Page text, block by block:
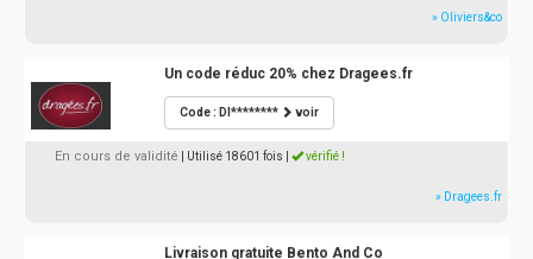
» Oliviers&co
Un code réduc 20% chez Dragees.fr
Code : DI******** voir
En cours de validité | Utilisé 18601 fois vérifié !
» Dragees.fr
Livraison gratuite Bento And Co